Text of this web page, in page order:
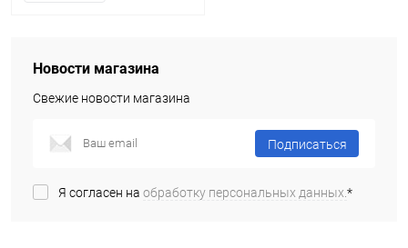
Новости магазина
Свежие новости магазина
Подписаться
Я согласен на обработку персональных данных.*